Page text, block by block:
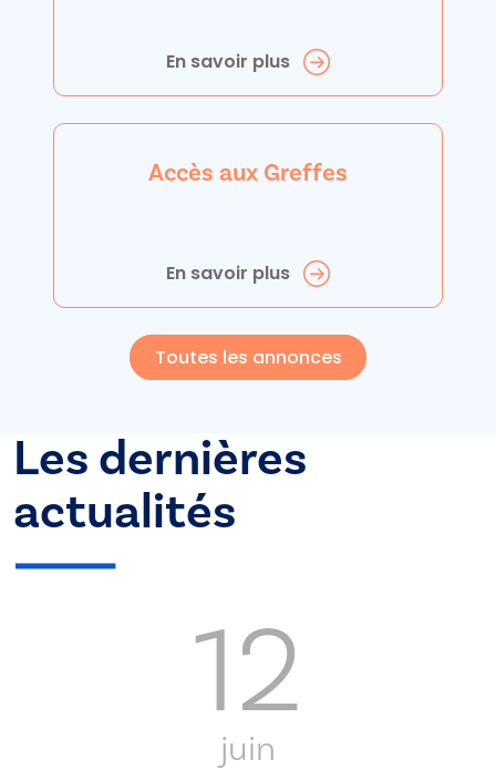
En savoir plus
Accès aux Greffes
En savoir plus
Toutes les annonces
Les dernières
actualités
12
juin